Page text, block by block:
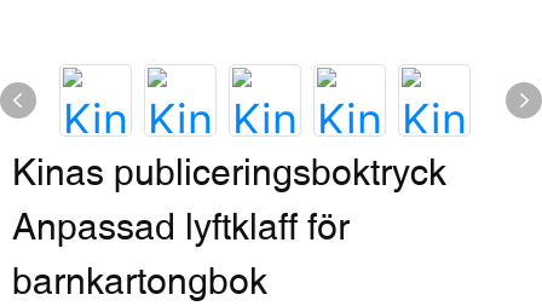
Kinas publiceringsboktryck
Anpassad lyftklaff för
barnkartongbok